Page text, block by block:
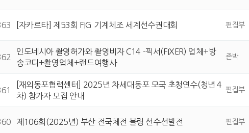
[자카르타] 제53회 FIG 기계체조 세계선수권대회 편집부
인도네시아 촬영허가와 촬영비자 C14 -픽서(FIXER) 업체+방
송코디+촬영업체+랜드여행사
죤박
[재외동포협력센터] 2025년 차세대동포 모국 초청연수(청년 4
차) 참가자 모집 안내
편집부
제106회(2025년) 부산 전국체전 볼링 선수선발전 편집부